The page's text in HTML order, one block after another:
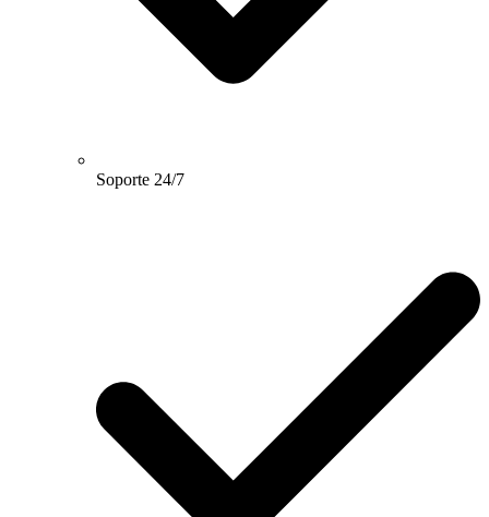
Soporte 24/7